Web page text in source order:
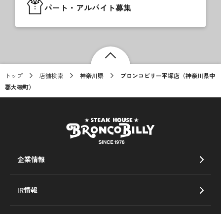
パート・アルバイト募集
トップ 店舗検索 神奈川県
ブロンコビリー平塚店（神奈川県中
郡大磯町）
企業情報
IR情報